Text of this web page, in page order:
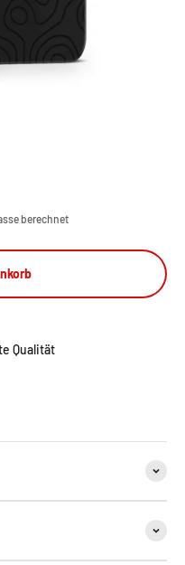
berechnet
Qualität